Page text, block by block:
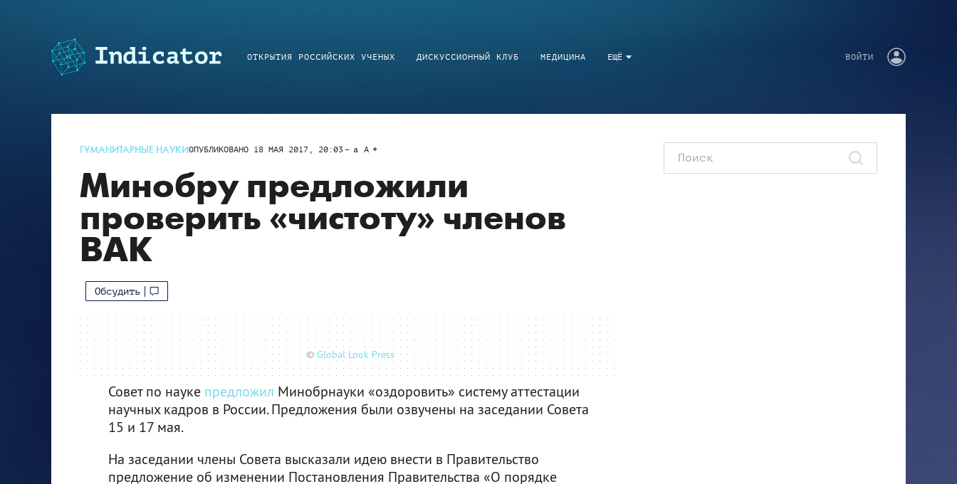
ЕЩЁ
ОТКРЫТИЯ РОССИЙСКИХ УЧЕНЫХ ДИСКУССИОННЫЙ КЛУБ МЕДИЦИНА ВОЙТИ
ГУМАНИТАРНЫЕ НАУКИОПУБЛИКОВАНО 18 МАЯ 2017, 20:03 a A
Минобру предложили
проверить «чистоту» членов
ВАК
Обсудить
©Global Look Press
Совет по науке предложил Минобрнауки «оздоровить» систему аттестации
научных кадров в России. Предложения были озвучены на заседании Совета
15 и 17 мая.
На заседании члены Совета высказали идею внести в Правительство
предложение об изменении Постановления Правительства «О порядке